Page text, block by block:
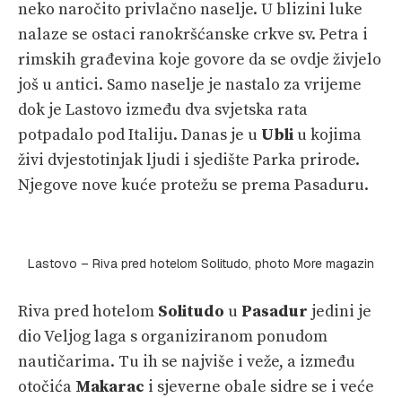
neko naročito privlačno naselje. U blizini luke
nalaze se ostaci ranokršćanske crkve sv. Petra i
rimskih građevina koje govore da se ovdje živjelo
još u antici. Samo naselje je nastalo za vrijeme
dok je Lastovo između dva svjetska rata
potpadalo pod Italiju. Danas je u Ubli u kojima
živi dvjestotinjak ljudi i sjedište Parka prirode.
Njegove nove kuće protežu se prema Pasaduru.
Lastovo – Riva pred hotelom Solitudo, photo More magazin
Riva pred hotelom Solitudo u Pasadur jedini je
dio Veljog laga s organiziranom ponudom
nautičarima. Tu ih se najviše i veže, a između
otočića Makarac i sjeverne obale sidre se i veće